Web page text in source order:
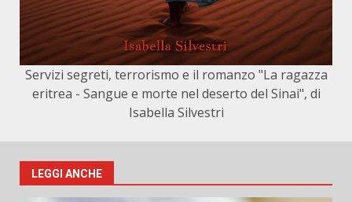
Servizi segreti, terrorismo e il romanzo "La ragazza
eritrea - Sangue e morte nel deserto del Sinai", di
Isabella Silvestri
LEGGI ANCHE